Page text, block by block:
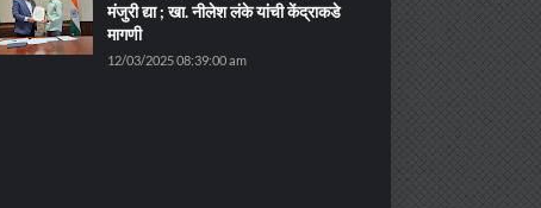
मंजुरी द्या ; खा. नीलेश लंके यांची केंद्राकडे
मागणी
12/03/2025 08:39:00 am